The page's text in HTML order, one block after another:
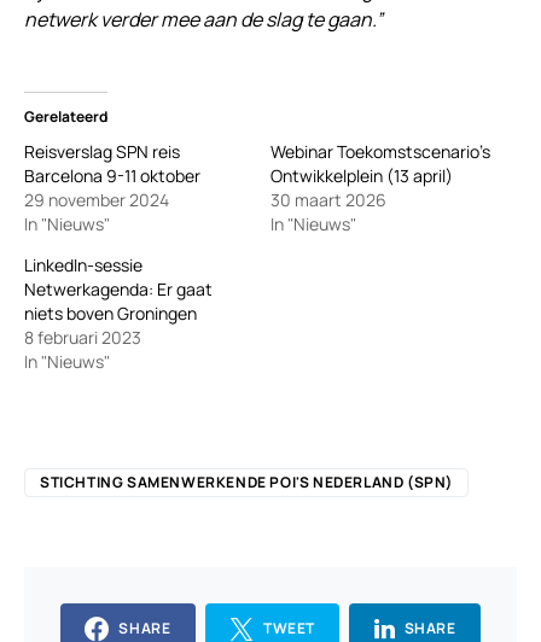
netwerk verder mee aan de slag te gaan.”
Gerelateerd
Reisverslag SPN reis
Barcelona 9-11 oktober
29 november 2024
In "Nieuws"
Webinar Toekomstscenario’s
Ontwikkelplein (13 april)
30 maart 2026
In "Nieuws"
LinkedIn-sessie
Netwerkagenda: Er gaat
niets boven Groningen
8 februari 2023
In "Nieuws"
STICHTING SAMENWERKENDE POI'S NEDERLAND (SPN)
SHARE TWEET SHARE